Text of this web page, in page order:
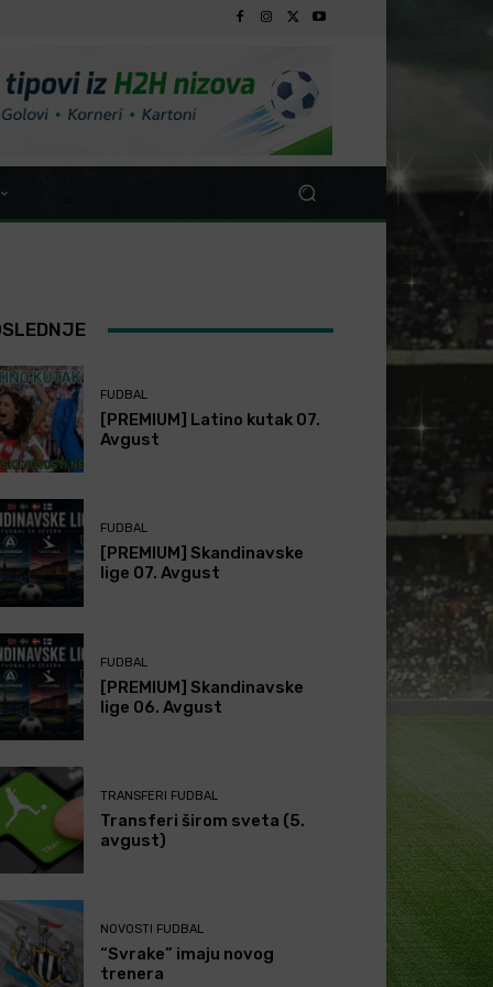
FUDBAL
[PREMIUM] Latino kutak 07.
Avgust
FUDBAL
[PREMIUM] Skandinavske
lige 07. Avgust
FUDBAL
[PREMIUM] Skandinavske
lige 06. Avgust
TRANSFERI FUDBAL
Transferi širom sveta (5.
avgust)
NOVOSTI FUDBAL
“Svrake” imaju novog
trenera